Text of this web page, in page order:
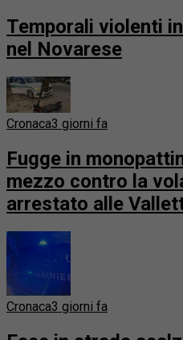
Temporali violenti
nel Novarese
Cronaca3 giorni fa
Fugge in
mezzo contro la
arrestato alle
Cronaca3 giorni fa